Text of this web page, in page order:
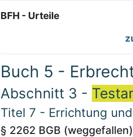
BFH - Urteile
Buch 5 -
Abschnitt 3 -
Titel 7 - Errichtung
§ 2262 BGB (weggefallen)